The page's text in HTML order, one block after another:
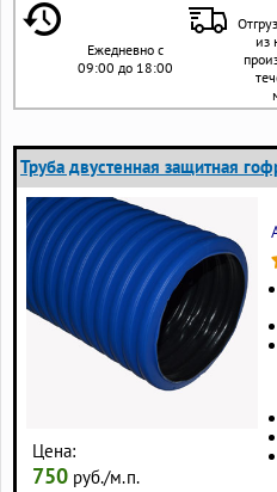
Ежедневно с
09:00 до 18:00
из
Труба двустенная защитная
Цена:
750 руб./м.п.